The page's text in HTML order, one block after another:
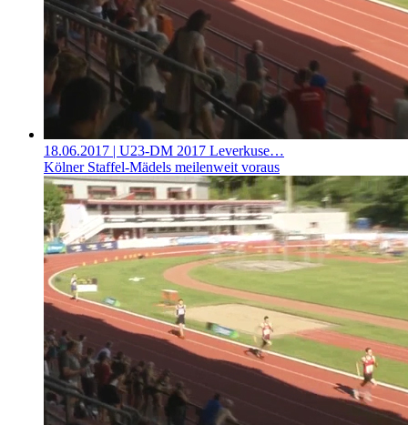
18.06.2017 | U23-DM 2017 Leverkuse…
Kölner Staffel-Mädels meilenweit voraus